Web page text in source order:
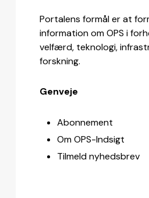
Portalens formål er at
information om OPS i
velfærd, teknologi,
forskning.
Genveje
Abonnement
Om OPS-Indsigt
Tilmeld nyhedsbrev